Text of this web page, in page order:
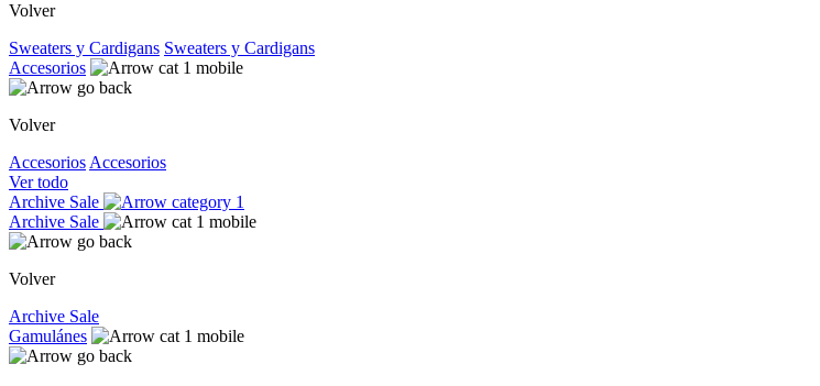
Volver
Sweaters y Cardigans Sweaters y Cardigans
Accesorios
Volver
Accesorios Accesorios
Ver todo
Archive Sale
Archive Sale
Volver
Archive Sale
Gamulánes